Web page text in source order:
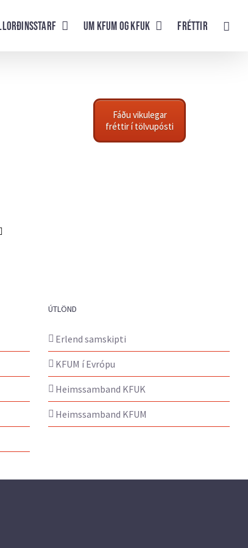
UM KFUM og KFUK Fréttir
Fáðu vikulegar
fréttir í tölvupósti
ÚTLÖND
Erlend samskipti
KFUM í Evrópu
Heimssamband KFUK
Heimssamband KFUM